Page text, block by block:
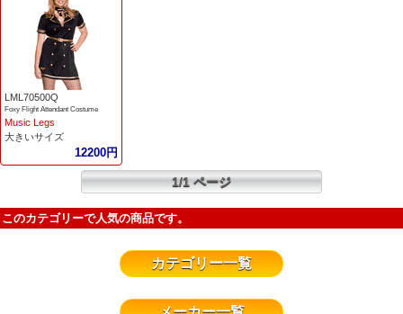
LML70500Q
Foxy Flight Attendant Costume
Music Legs
大きいサイズ
12200円
1/1 ページ
このカテゴリーで人気の商品です。
カテゴリー一覧